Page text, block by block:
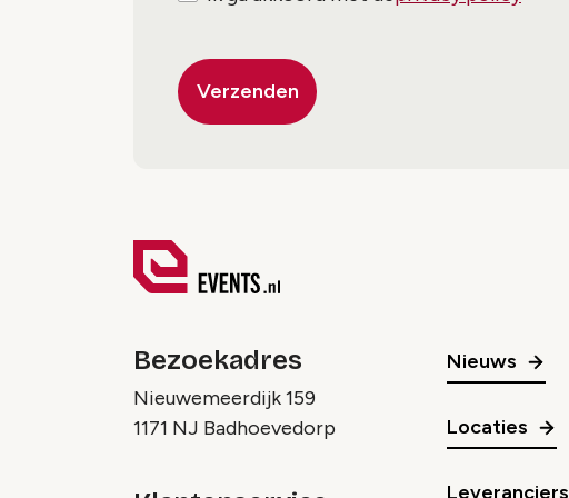
Bezoekadres
Nieuwemeerdijk 159
1171 NJ Badhoevedorp
Nieuws
Locaties
Leveranciers